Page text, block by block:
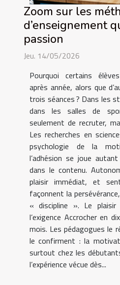
Zoom sur les
d’enseignement
passion
Jeu. 14/05/2026
Pourquoi certains
après année, alors que
trois séances ? Dans les
dans les salles de
seulement de recruter,
Les recherches en
psychologie de la
l’adhésion se joue
dans le contenu.
plaisir immédiat, et
façonnent la
« discipline ». Le plaisir
l’exigence Accrocher en
mois. Les pédagogues le
le confirment : la
surtout chez les
l’expérience vécue dès...